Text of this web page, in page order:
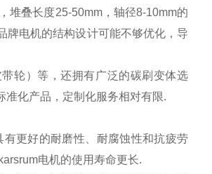
堆叠长度25-50mm，轴径8-10mm的
牌电机的结构设计可能不够优化，导
轮）等，还拥有广泛的碳刷变体选
化产品，定制化服务相对有限.
更好的耐磨性、耐腐蚀性和抗疲劳
电机的使用寿命更长.